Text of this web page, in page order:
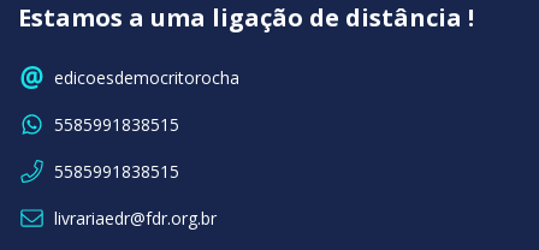
Estamos a uma ligação de distância !
edicoesdemocritorocha
5585991838515
5585991838515
livrariaedr@fdr.org.br